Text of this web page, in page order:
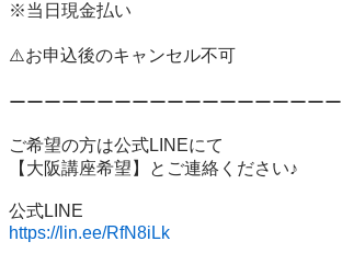
※当日現金払い
⚠️お申込後のキャンセル不可
ーーーーーーーーーーーーーーーーーー
ご希望の方は公式LINEにて
【大阪講座希望】とご連絡ください♪
https://lin.ee/RfN8iLk